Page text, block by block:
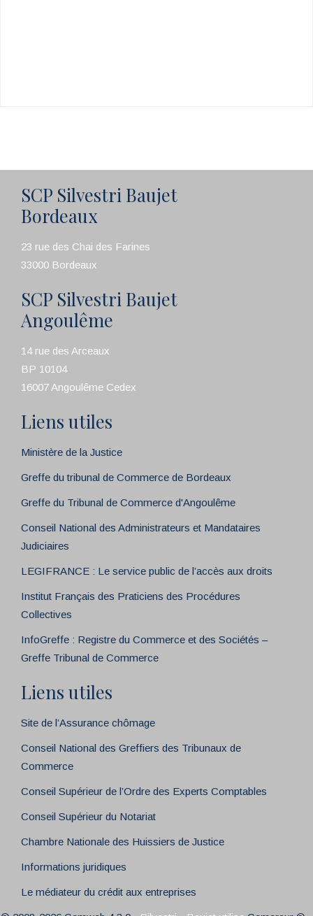
SCP Silvestri Baujet
Bordeaux
23 rue des Chai des Farines
33000 Bordeaux
SCP Silvestri Baujet
Angoulême
14 rue des Arceaux
BP 10104
16007 Angoulême Cedex
Liens utiles
Ministère de la Justice
Greffe du tribunal de Commerce de Bordeaux
Greffe du Tribunal de Commerce d'Angoulême
Conseil National des Administrateurs et Mandataires
Judiciaires
LEGIFRANCE : Le service public de l’accès aux droits
Institut Français des Praticiens des Procédures
Collectives
InfoGreffe : Registre du Commerce et des Sociétés –
Greffe Tribunal de Commerce
Liens utiles
Site de l’Assurance chômage
Conseil National des Greffiers des Tribunaux de
Commerce
Conseil Supérieur de l’Ordre des Experts Comptables
Conseil Supérieur du Notariat
Chambre Nationale des Huissiers de Justice
Informations juridiques
Le médiateur du crédit aux entreprises